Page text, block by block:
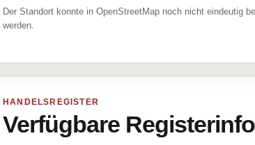
Der Standort konnte in OpenStreetMap noch nicht eindeutig
werden.
HANDELSREGISTER
Verfügbare